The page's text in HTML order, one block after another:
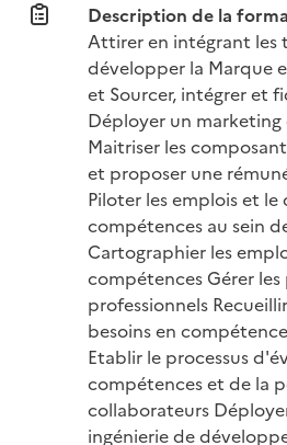
Description de la
Attirer en intégrant les
développer la Marque
et Sourcer, intégrer et
Déployer un
Maitriser les
et proposer une
Piloter les emplois et
compétences au sein
Cartographier les
compétences Gérer les
professionnels
besoins en
Etablir le processus
compétences et de la
collaborateurs
ingénierie de